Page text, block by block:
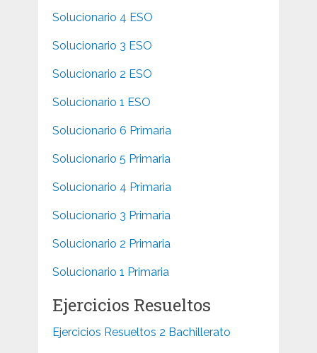
Solucionario 4 ESO
Solucionario 3 ESO
Solucionario 2 ESO
Solucionario 1 ESO
Solucionario 6 Primaria
Solucionario 5 Primaria
Solucionario 4 Primaria
Solucionario 3 Primaria
Solucionario 2 Primaria
Solucionario 1 Primaria
Ejercicios Resueltos
Ejercicios Resueltos 2 Bachillerato